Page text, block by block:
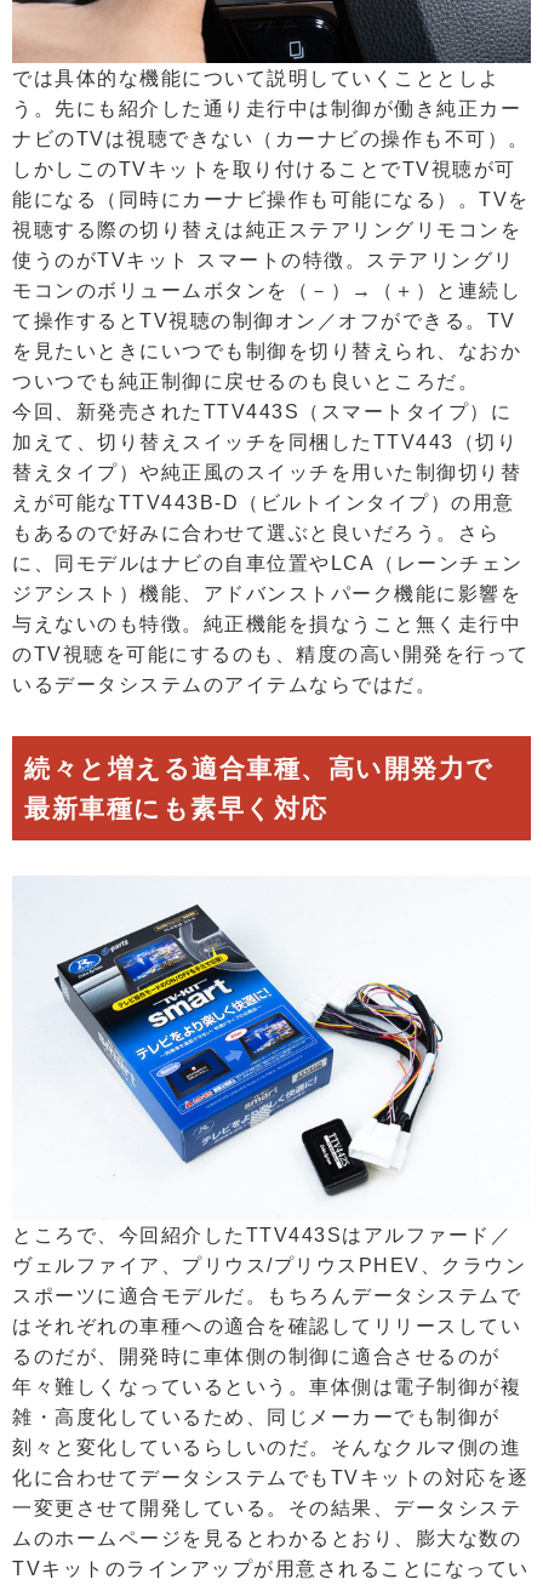
では具体的な機能について説明していくこととしよ
う。先にも紹介した通り走行中は制御が働き純正カー
ナビのTVは視聴できない（カーナビの操作も不可）。
しかしこのTVキットを取り付けることでTV視聴が可
能になる（同時にカーナビ操作も可能になる）。TVを
視聴する際の切り替えは純正ステアリングリモコンを
使うのがTVキット スマートの特徴。ステアリングリ
モコンのボリュームボタンを（－）→（＋）と連続し
て操作するとTV視聴の制御オン／オフができる。TV
を見たいときにいつでも制御を切り替えられ、なおか
ついつでも純正制御に戻せるのも良いところだ。
今回、新発売されたTTV443S（スマートタイプ）に
加えて、切り替えスイッチを同梱したTTV443（切り
替えタイプ）や純正風のスイッチを用いた制御切り替
えが可能なTTV443B-D（ビルトインタイプ）の用意
もあるので好みに合わせて選ぶと良いだろう。さら
に、同モデルはナビの自車位置やLCA（レーンチェン
ジアシスト）機能、アドバンストパーク機能に影響を
与えないのも特徴。純正機能を損なうこと無く走行中
のTV視聴を可能にするのも、精度の高い開発を行って
いるデータシステムのアイテムならではだ。
続々と増える適合車種、高い開発力で
最新車種にも素早く対応
ところで、今回紹介したTTV443Sはアルファード／
ヴェルファイア、プリウス/プリウスPHEV、クラウン
スポーツに適合モデルだ。もちろんデータシステムで
はそれぞれの車種への適合を確認してリリースしてい
るのだが、開発時に車体側の制御に適合させるのが
年々難しくなっているという。車体側は電子制御が複
雑・高度化しているため、同じメーカーでも制御が
刻々と変化しているらしいのだ。そんなクルマ側の進
化に合わせてデータシステムでもTVキットの対応を逐
一変更させて開発している。その結果、データシステ
ムのホームページを見るとわかるとおり、膨大な数の
TVキットのラインアップが用意されることになってい